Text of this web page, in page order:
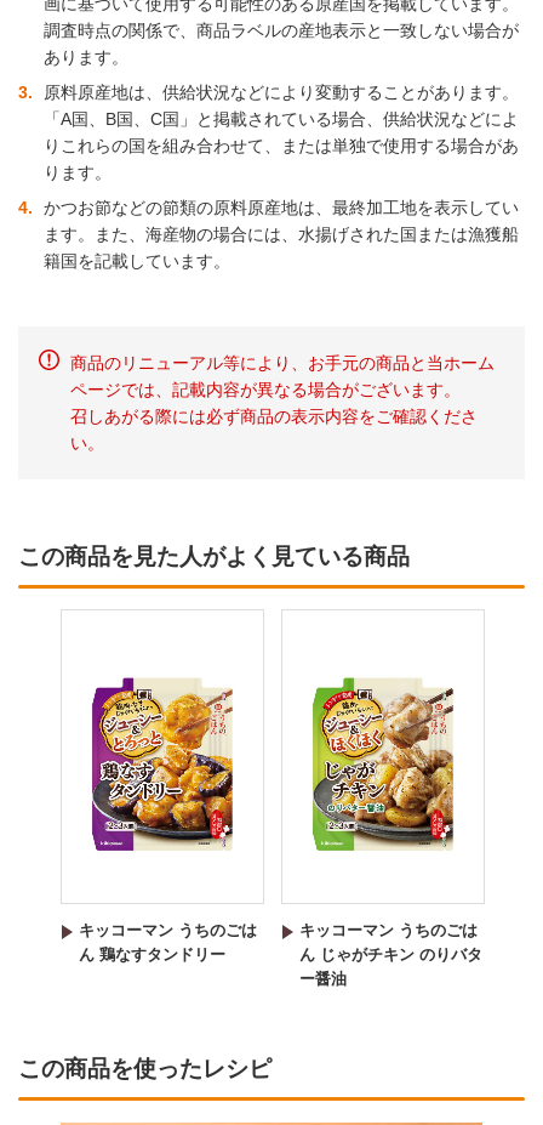
画に基づいて使用する可能性のある原産国を掲載しています。
調査時点の関係で、商品ラベルの産地表示と一致しない場合が
あります。
3
原料原産地は、供給状況などにより変動することがあります。
「A国、B国、C国」と掲載されている場合、供給状況などによ
りこれらの国を組み合わせて、または単独で使用する場合があ
ります。
4
かつお節などの節類の原料原産地は、最終加工地を表示してい
ます。また、海産物の場合には、水揚げされた国または漁獲船
籍国を記載しています。
商品のリニューアル等により、お手元の商品と当ホーム
ページでは、記載内容が異なる場合がございます。
召しあがる際には必ず商品の表示内容をご確認くださ
い。
この商品を見た人がよく見ている商品
キッコーマン うちのごは
ん 鶏なすタンドリー
キッコーマン うちのごは
ん じゃがチキン のりバタ
ー醤油
この商品を使ったレシピ